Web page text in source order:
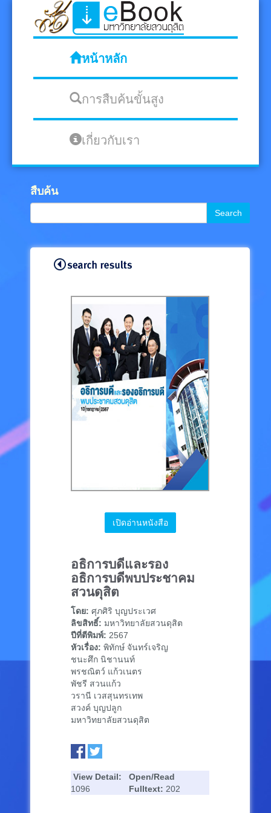
หน้าหลัก
การสืบค้นขั้นสูง
เกี่ยวกับเรา
สืบค้น
Search
เปิดอ่านหนังสือ
อธิการบดีและรอง
อธิการบดีพบประชาคม
สวนดุสิต
โดย: ศุภศิริ บุญประเวศ
ลิขสิทธิ์: มหาวิทยาลัยสวนดุสิต
ปีที่ตีพิมพ์: 2567
หัวเรื่อง: พิทักษ์ จันทร์เจริญ
ชนะศึก นิชานนท์
พรชณิตว์ แก้วเนตร
พัชรี สวนแก้ว
วรานี เวสสุนทรเทพ
สวงค์ บุญปลูก
มหาวิทยาลัยสวนดุสิต
View Detail:
1096
Open/Read
Fulltext: 202